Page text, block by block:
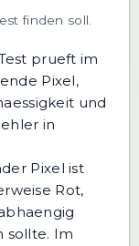
finden soll.
prueft im
Pixel,
und
in
Pixel ist
Rot,
sollte. Im